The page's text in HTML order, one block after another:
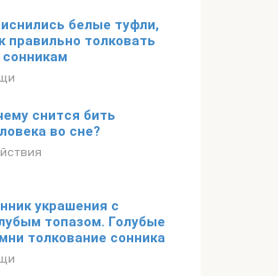
белые туфли,
правильно толковать
сонникам
снится бить
во сне?
украшения с
топазом. Голубые
толкование сонника